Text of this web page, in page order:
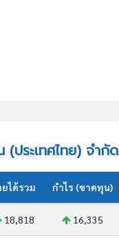
ประเทศไทย) จำกัด
ยได้รวม กำไร (ขาดทุน)
18,818 16,335